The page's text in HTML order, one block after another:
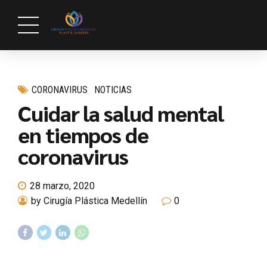
CORONAVIRUS NOTICIAS
Cuidar la salud mental
en tiempos de
coronavirus
28 marzo, 2020
by Cirugía Plástica Medellín
0